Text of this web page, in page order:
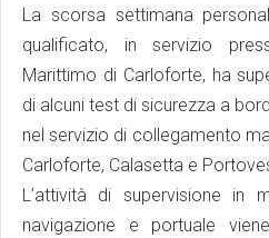
La scorsa settimana
qualificato, in servizio
Marittimo di Carloforte, ha
di alcuni test di sicurezza a
nel servizio di collegamento
Carloforte, Calasetta e
L’attività di supervisione in
navigazione e portuale